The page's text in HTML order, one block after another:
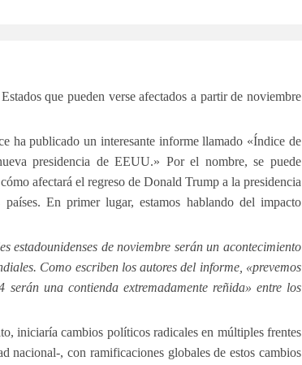
que pueden verse afectados a partir de noviembre
ha publicado un interesante informe llamado «Índice de
presidencia de EEUU.» Por el nombre, se puede
afectará el regreso de Donald Trump a la presidencia
En primer lugar, estamos hablando del impacto
estadounidenses de noviembre serán un acontecimiento
Como escriben los autores del informe, «prevemos
serán una contienda extremadamente reñida» entre los
iniciaría cambios políticos radicales en múltiples frentes
nacional-, con ramificaciones globales de estos cambios